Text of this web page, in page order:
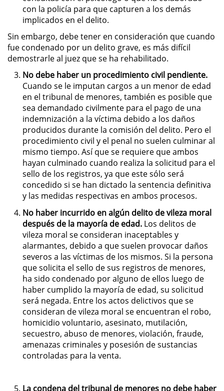
Petición Aceptada
Proyecto de Ley del Senado 439
Sello de Registros de Menores
Tutela de los Tribunales
Tribunal de Delincuencia Juvenil
Delitos Sexuales
Actos Lascivos con un Menor
Agresión Sexual
Conducta Lasciva
Copulación Oral Forzada
Estupro
Exposición Indecente
Merodear Para Cometer
Prostitución
Molestar a un Niño Menor de 18
Años
Penetración Sexual Forzada
Pornografía Infantil
con la policía para que capturen a los demás
implicados en el delito.
Sin embargo, debe tener en consideración que cuando
fue condenado por un delito grave, es más difícil
demostrarle al juez que se ha rehabilitado.
No debe haber un procedimiento civil pendiente.
Cuando se le imputan cargos a un menor de edad
en el tribunal de menores, también es posible que
sea demandado civilmente para el pago de una
indemnización a la víctima debido a los daños
producidos durante la comisión del delito. Pero el
procedimiento civil y el penal no suelen culminar al
mismo tiempo. Así que se requiere que ambos
hayan culminado cuando realiza la solicitud para el
sello de los registros, ya que este sólo será
concedido si se han dictado la sentencia definitiva
y las medidas respectivas en ambos procesos.
No haber incurrido en algún delito de vileza moral
después de la mayoría de edad. Los delitos de
vileza moral se consideran inaceptables y
alarmantes, debido a que suelen provocar daños
severos a las víctimas de los mismos. Si la persona
que solicita el sello de sus registros de menores,
ha sido condenado por alguno de ellos luego de
haber cumplido la mayoría de edad, su solicitud
será negada. Entre los actos delictivos que se
consideran de vileza moral se encuentran el robo,
homicidio voluntario, asesinato, mutilación,
secuestro, abuso de menores, violación, fraude,
amenazas criminales y posesión de sustancias
controladas para la venta.
La condena del tribunal de menores no debe haber